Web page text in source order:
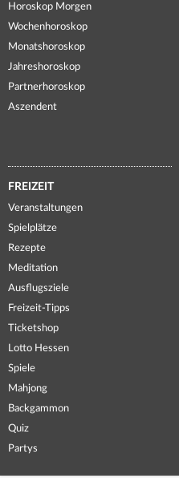
Horoskop Morgen
Wochenhoroskop
Monatshoroskop
Jahreshoroskop
Partnerhoroskop
Aszendent
FREIZEIT
Veranstaltungen
Spielplätze
Rezepte
Meditation
Ausflugsziele
Freizeit-Tipps
Ticketshop
Lotto Hessen
Spiele
Mahjong
Backgammon
Quiz
Partys